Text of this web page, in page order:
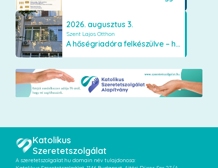
2026. augusztus 3.
Szent Lajos Otthon
A hőségriadóra felkészülve – hűsítő fejlesztések a Szent Lajos Otthonban
Katolikus
Szeretetszolgálat
A szeretetszolgalat.hu domain név tulajdonosa: